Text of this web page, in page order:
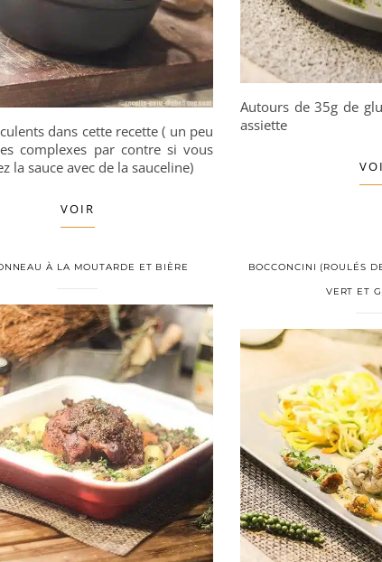
dans cette recette ( un peu
complexes par contre si vous
la sauce avec de la sauceline)
VOIR
Autours de 35g de
assiette
À LA MOUTARDE ET BIÈRE BOCCONCINI (ROULÉS
VERT ET